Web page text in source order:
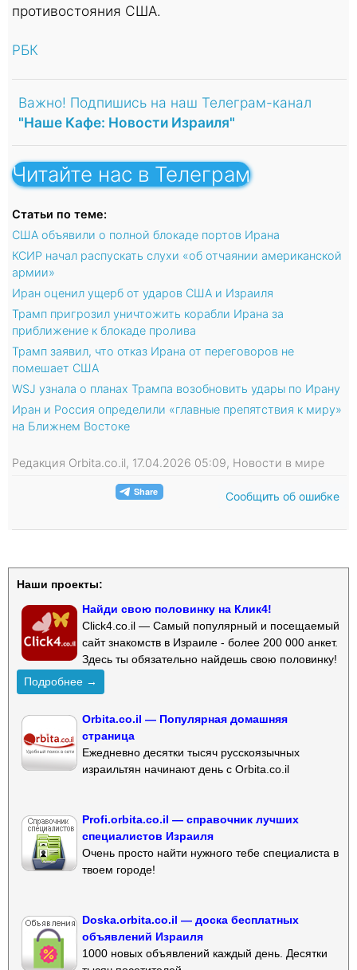
противостояния США.
РБК
Важно! Подпишись на наш Телеграм-канал
"Наше Кафе: Новости Израиля"
Читайте нас в Телеграм
Статьи по теме:
США объявили о полной блокаде портов Ирана
КСИР начал распускать слухи «об отчаянии американской
армии»
Иран оценил ущерб от ударов США и Израиля
Трамп пригрозил уничтожить корабли Ирана за
приближение к блокаде пролива
Трамп заявил, что отказ Ирана от переговоров не
помешает США
WSJ узнала о планах Трампа возобновить удары по Ирану
Иран и Россия определили «главные препятствия к миру»
на Ближнем Востоке
Редакция Orbita.co.il, 17.04.2026 05:09, Новости в мире
Сообщить об ошибке
Наши проекты:
Найди свою половинку на Клик4!
Click4.co.il — Самый популярный и посещаемый
сайт знакомств в Израиле - более 200 000 анкет.
Здесь ты обязательно найдешь свою половинку!
Подробнее →
Orbita.co.il — Популярная домашняя
страница
Ежедневно десятки тысяч русскоязычных
израильтян начинают день с Orbita.co.il
Profi.orbita.co.il — справочник лучших
специалистов Израиля
Очень просто найти нужного тебе специалиста в
твоем городе!
Doska.orbita.co.il — доска бесплатных
объявлений Израиля
1000 новых объявлений каждый день. Десятки